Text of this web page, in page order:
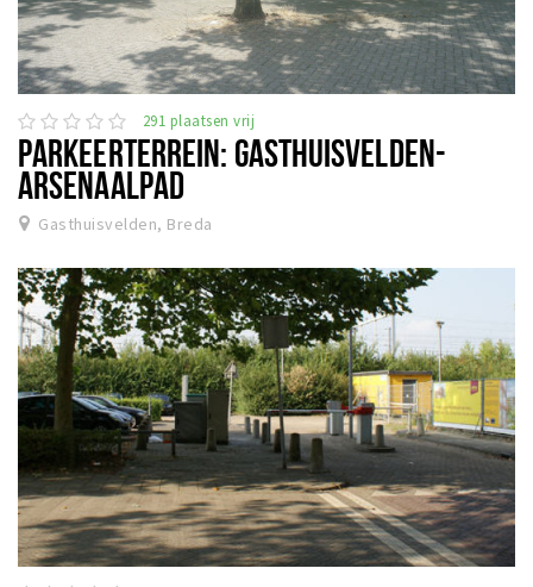
291 plaatsen vrij
PARKEERTERREIN: GASTHUISVELDEN-
ARSENAALPAD
Gasthuisvelden, Breda